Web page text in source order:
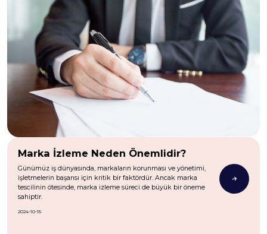
Marka İzleme Neden Önemlidir?
Günümüz iş dünyasında, markaların korunması ve yönetimi,
işletmelerin başarısı için kritik bir faktördür. Ancak marka
tescilinin ötesinde, marka izleme süreci de büyük bir öneme
sahiptir.
2024-10-15